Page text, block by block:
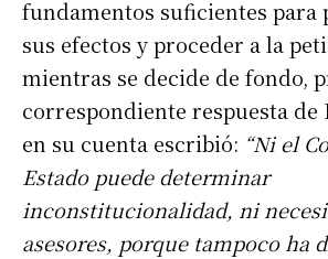
fundamentos suficientes para
sus efectos y proceder a la
mientras se decide de fondo,
correspondiente respuesta de
en su cuenta escribió: “Ni el
Estado puede determinar
inconstitucionalidad, ni
asesores, porque tampoco ha